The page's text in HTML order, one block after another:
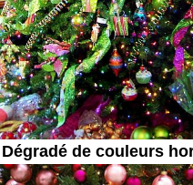
Dégradé de couleurs